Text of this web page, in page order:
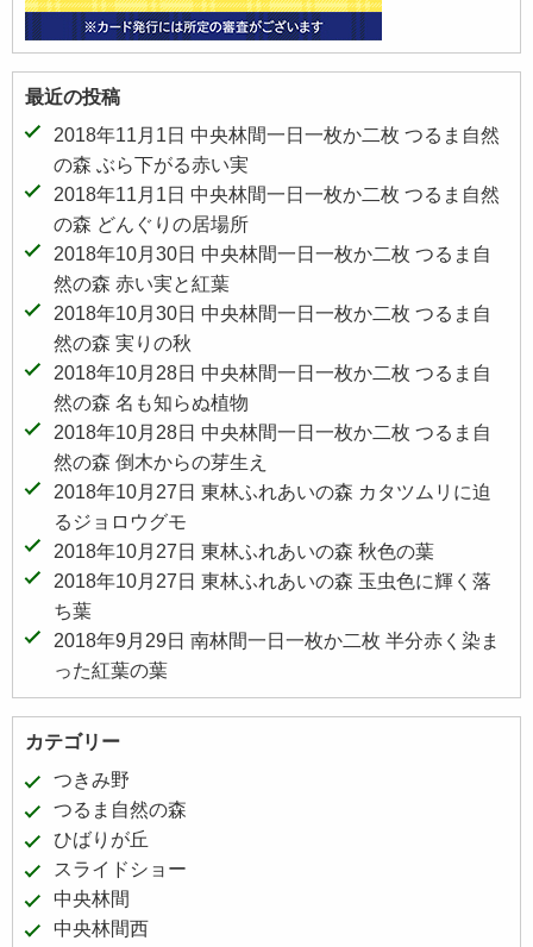
最近の投稿
2018年11月1日 中央林間一日一枚か二枚 つるま自然
の森 ぶら下がる赤い実
2018年11月1日 中央林間一日一枚か二枚 つるま自然
の森 どんぐりの居場所
2018年10月30日 中央林間一日一枚か二枚 つるま自
然の森 赤い実と紅葉
2018年10月30日 中央林間一日一枚か二枚 つるま自
然の森 実りの秋
2018年10月28日 中央林間一日一枚か二枚 つるま自
然の森 名も知らぬ植物
2018年10月28日 中央林間一日一枚か二枚 つるま自
然の森 倒木からの芽生え
2018年10月27日 東林ふれあいの森 カタツムリに迫
るジョロウグモ
2018年10月27日 東林ふれあいの森 秋色の葉
2018年10月27日 東林ふれあいの森 玉虫色に輝く落
ち葉
2018年9月29日 南林間一日一枚か二枚 半分赤く染ま
った紅葉の葉
カテゴリー
つきみ野
つるま自然の森
ひばりが丘
スライドショー
中央林間
中央林間西